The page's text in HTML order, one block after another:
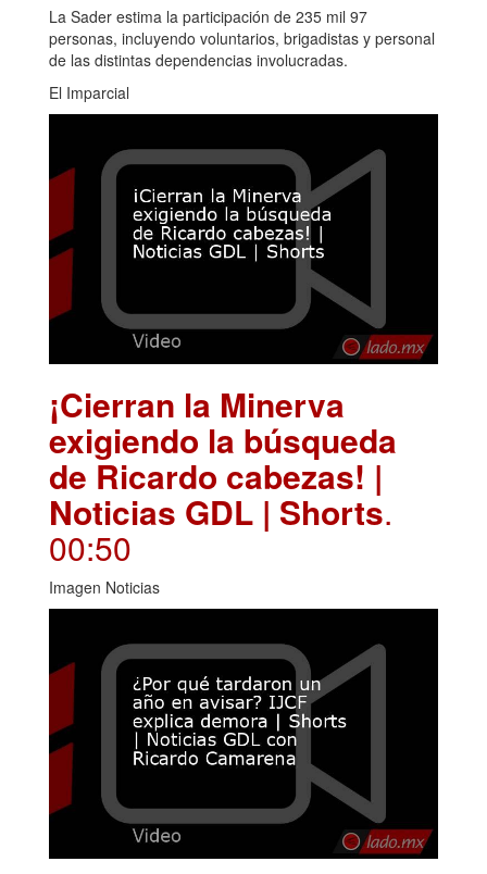
La Sader estima la participación de 235 mil 97
personas, incluyendo voluntarios, brigadistas y personal
de las distintas dependencias involucradas.
El Imparcial
¡Cierran la Minerva
exigiendo la búsqueda
de Ricardo cabezas! |
Noticias GDL | Shorts.
00:50
Imagen Noticias